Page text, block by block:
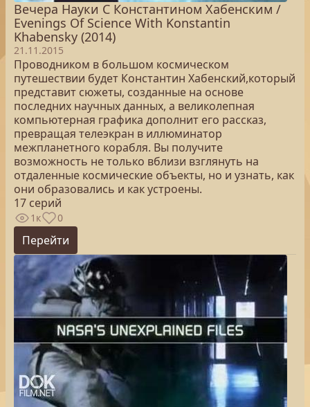
Вечера Науки С Константином Хабенским /
Evenings Of Science With Konstantin
Khabensky (2014)
21.11.2015
Проводником в большом космическом
путешествии будет Константин Хабенский,который
представит сюжеты, созданные на основе
последних научных данных, а великолепная
компьютерная графика дополнит его рассказ,
превращая телеэкран в иллюминатор
межпланетного корабля. Вы получите
возможность не только вблизи взглянуть на
отдаленные космические объекты, но и узнать, как
они образовались и как устроены.
17 серий
1к 0
Перейти